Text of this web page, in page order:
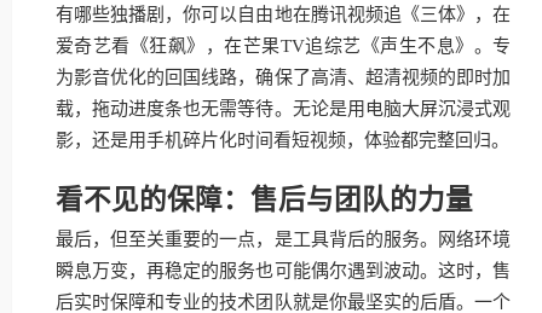
有哪些独播剧，你可以自由地在腾讯视频追《三体》，在
爱奇艺看《狂飙》，在芒果TV追综艺《声生不息》。专
为影音优化的回国线路，确保了高清、超清视频的即时加
载，拖动进度条也无需等待。无论是用电脑大屏沉浸式观
影，还是用手机碎片化时间看短视频，体验都完整回归。
看不见的保障：售后与团队的力量
最后，但至关重要的一点，是工具背后的服务。网络环境
瞬息万变，再稳定的服务也可能偶尔遇到波动。这时，售
后实时保障和专业的技术团队就是你最坚实的后盾。一个